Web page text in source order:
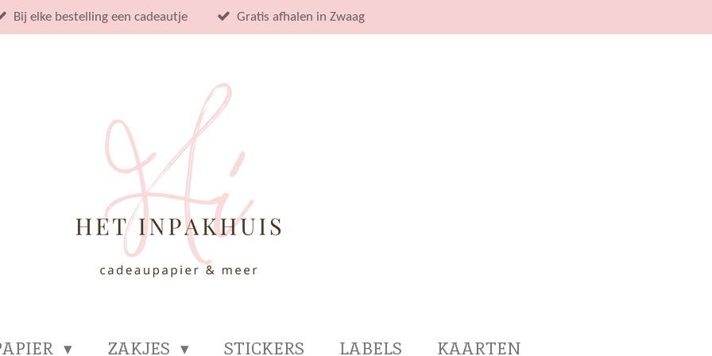
Bij elke bestelling een cadeautje Gratis afhalen in Zwaag
ZAKJES STICKERS LABELS
KAARTEN